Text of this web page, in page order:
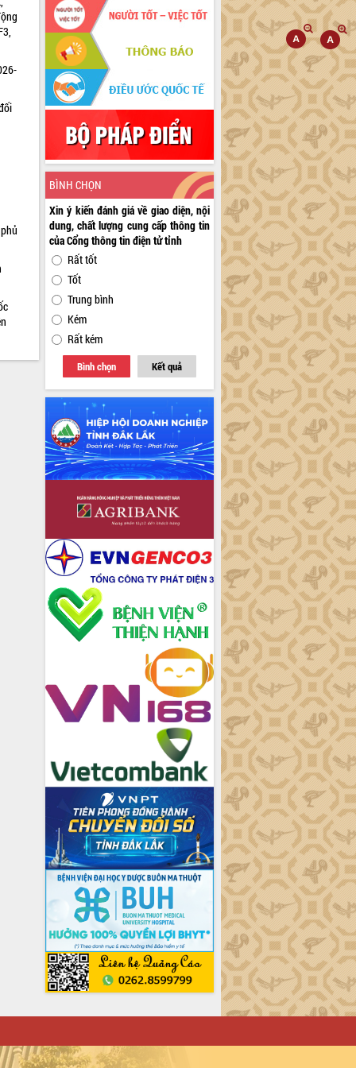
BÌNH CHỌN
Xin ý kiến đánh giá về giao diện, nội
dung, chất lượng cung cấp thông tin
của Cổng thông tin điện tử tỉnh
Rất tốt
Tốt
Trung bình
Kém
Rất kém
Bình chọn Kết quả